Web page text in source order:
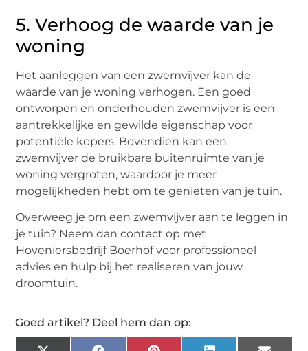
5. Verhoog de waarde van je
woning
Het aanleggen van een zwemvijver kan de
waarde van je woning verhogen. Een goed
ontworpen en onderhouden zwemvijver is een
aantrekkelijke en gewilde eigenschap voor
potentiële kopers. Bovendien kan een
zwemvijver de bruikbare buitenruimte van je
woning vergroten, waardoor je meer
mogelijkheden hebt om te genieten van je tuin.
Overweeg je om een zwemvijver aan te leggen in
je tuin? Neem dan contact op met
Hoveniersbedrijf Boerhof voor professioneel
advies en hulp bij het realiseren van jouw
droomtuin.
Goed artikel? Deel hem dan op: